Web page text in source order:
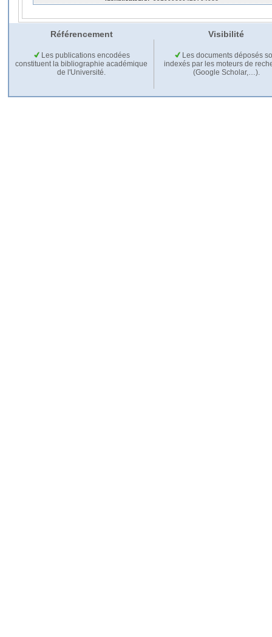
Référencement Visibilité
Les publications encodées
constituent la bibliographie académique
de l'Université.
Les documents déposés
indexés par les moteurs de
(Google Scholar,…).